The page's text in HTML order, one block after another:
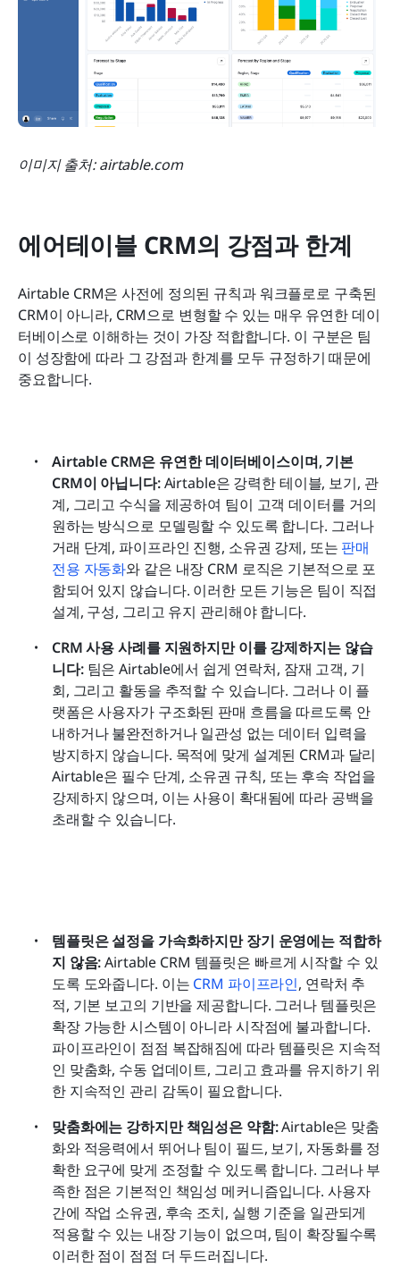
이미지 출처: airtable.com
에어테이블 CRM의 강점과 한계
Airtable CRM은 사전에 정의된 규칙과 워크플로로 구축된
CRM이 아니라, CRM으로 변형할 수 있는 매우 유연한 데이
터베이스로 이해하는 것이 가장 적합합니다. 이 구분은 팀
이 성장함에 따라 그 강점과 한계를 모두 규정하기 때문에
중요합니다.
Airtable CRM은 유연한 데이터베이스이며, 기본
CRM이 아닙니다: Airtable은 강력한 테이블, 보기, 관
계, 그리고 수식을 제공하여 팀이 고객 데이터를 거의
원하는 방식으로 모델링할 수 있도록 합니다. 그러나
거래 단계, 파이프라인 진행, 소유권 강제, 또는 판매
전용 자동화와 같은 내장 CRM 로직은 기본적으로 포
함되어 있지 않습니다. 이러한 모든 기능은 팀이 직접
설계, 구성, 그리고 유지 관리해야 합니다.
CRM 사용 사례를 지원하지만 이를 강제하지는 않습
니다: 팀은 Airtable에서 쉽게 연락처, 잠재 고객, 기
회, 그리고 활동을 추적할 수 있습니다. 그러나 이 플
랫폼은 사용자가 구조화된 판매 흐름을 따르도록 안
내하거나 불완전하거나 일관성 없는 데이터 입력을
방지하지 않습니다. 목적에 맞게 설계된 CRM과 달리
Airtable은 필수 단계, 소유권 규칙, 또는 후속 작업을
강제하지 않으며, 이는 사용이 확대됨에 따라 공백을
초래할 수 있습니다.
템플릿은 설정을 가속화하지만 장기 운영에는 적합하
지 않음: Airtable CRM 템플릿은 빠르게 시작할 수 있
도록 도와줍니다. 이는 CRM 파이프라인, 연락처 추
적, 기본 보고의 기반을 제공합니다. 그러나 템플릿은
확장 가능한 시스템이 아니라 시작점에 불과합니다.
파이프라인이 점점 복잡해짐에 따라 템플릿은 지속적
인 맞춤화, 수동 업데이트, 그리고 효과를 유지하기 위
한 지속적인 관리 감독이 필요합니다.
맞춤화에는 강하지만 책임성은 약함: Airtable은 맞춤
화와 적응력에서 뛰어나 팀이 필드, 보기, 자동화를 정
확한 요구에 맞게 조정할 수 있도록 합니다. 그러나 부
족한 점은 기본적인 책임성 메커니즘입니다. 사용자
간에 작업 소유권, 후속 조치, 실행 기준을 일관되게
적용할 수 있는 내장 기능이 없으며, 팀이 확장될수록
이러한 점이 점점 더 두드러집니다.